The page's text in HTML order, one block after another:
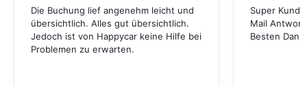
Die Buchung lief angenehm leicht und
übersichtlich. Alles gut übersichtlich.
Jedoch ist von Happycar keine Hilfe bei
Problemen zu erwarten.
Super
Mail
Besten Dank!